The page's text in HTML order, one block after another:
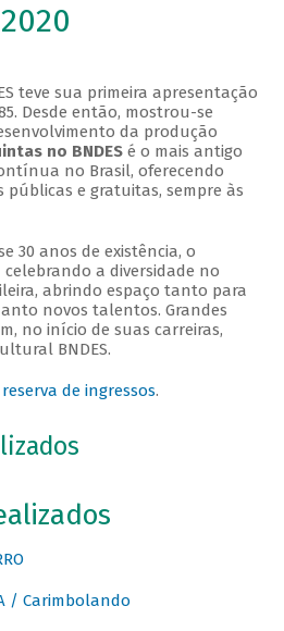
teve sua primeira apresentação
Desde então, mostrou-se
da produção
no BNDESé o mais antigo
no Brasil, oferecendo
públicas e gratuitas, sempre às
30 anos de existência, o
a diversidade no
abrindo espaço tanto para
novos talentos. Grandes
no início de suas carreiras,
BNDES.
reserva de ingressos.
/ Carimbolando